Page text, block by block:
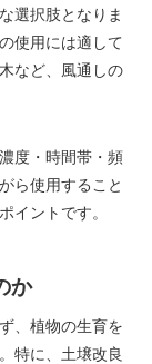
選択肢となりま
使用には適して
など、風通しの
度・時間帯・頻
ら使用すること
イントです。
か
、植物の生育を
特に、土壌改良